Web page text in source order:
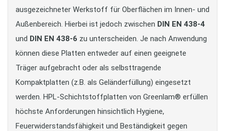
ausgezeichneter Werkstoff für Oberflächen im Innen- und
Außenbereich. Hierbei ist jedoch zwischen DIN EN 438-4
und DIN EN 438-6 zu unterscheiden. Je nach Anwendung
können diese Platten entweder auf einen geeignete
Träger aufgebracht oder als selbsttragende
Kompaktplatten (z.B. als Geländerfüllung) eingesetzt
werden. HPL-Schichtstoffplatten von Greenlam® erfüllen
höchste Anforderungen hinsichtlich Hygiene,
Feuerwiderstandsfähigkeit und Beständigkeit gegen